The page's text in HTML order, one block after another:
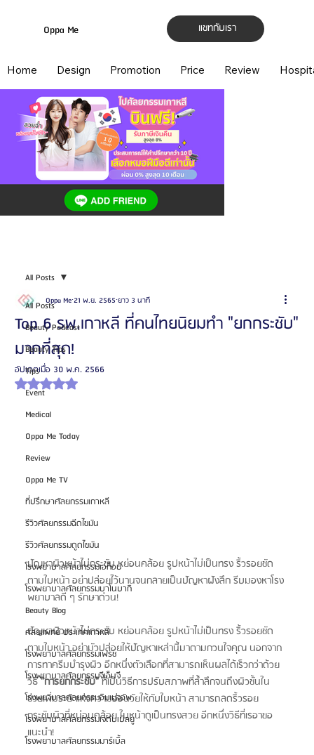
แชทกับเรา
Oppa Me
Home Design Promotion Price Review
All Posts
Beauty Podcast
Beauty Tips
Tips
Event
Medical
Oppa Me Today
Review
Oppa Me TV
ที่ปรึกษาศัลยกรรมเกาหลี
รีวิวศัลยกรรมฉีดไขมัน
รีวิวศัลยกรรมดูดไขมัน
โรงพยาบาลศัลยกรรมเอท็อป
โรงพยาบาลศัลยกรรมบาโนบากิ
Beauty Blog
ศัลยแพทย์ ประเทศเกาหลี
โรงพยาบาลศัลยกรรมเฟรช
โรงพยาบาลศัลยกรรมจีเอ็นจี
โรงพยาบาลศัลยกรรมอิมเมจอัพ
โรงพยาบาลศัลยกรรมเจดับเบิลยู
โรงพยาบาลศัลยกรรมมาร์เบิ้ล
All Posts
Top 6 รพ.เกาหลี ที่คนไทยนิยมทำ "ยกกระชับ"
มากที่สุด!
Oppa Me21 พ.ย. 2565 ยาว 3 นาที
อัปเดตเมื่อ 30 พ.ค. 2566
ได้รับ NaN เต็ม 5 ดาว
ปัญหาผิวหน้าไม่กระชับ หย่อนคล้อย รูปหน้าไม่เป็นทรง ริ้วรอยชัด
ตามใบหน้า อย่าปล่อยไว้นานจนกลายเป็นปัญหาฝังลึก รีบมองหาโรง
พยาบาลดี ๆ รักษาด่วน!
ปัญหาผิวหน้าไม่กระชับ หย่อนคล้อย รูปหน้าไม่เป็นทรง ริ้วรอยชัด
ตามใบหน้า อย่ามัวปล่อยให้ปัญหาเหล่านี้มาตามกวนใจคุณ นอกจาก
การทาครีมบำรุงผิว อีกหนึ่งตัวเลือกที่สามารถเห็นผลได้เร็วกว่าด้วย
วิธี "การยกกระชับ" ที่เป็นวิธีการปรับสภาพที่ล้ำลึกจนถึงผิวชั้นใน
ช่วยเพิ่มระยะแห่งความอ่อนวัยให้กับใบหน้า สามารถลดริ้วรอย
กระชับผิวที่หน่อนคล้อย ใบหน้าดูเป็นทรงสวย อีกหนึ่งวิธีที่เรอาขอ
แนะนำ!